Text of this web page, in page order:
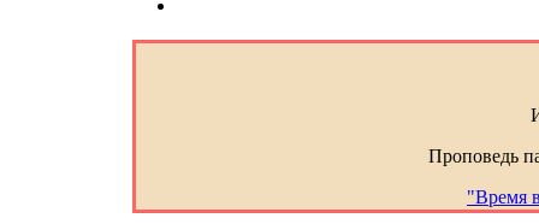
Проповедь
"Время